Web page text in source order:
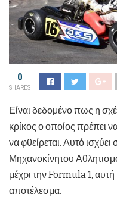
0
SHARES
Είναι δεδομένο πως η
κρίκος ο οποίος πρέπει
να φθείρεται. Αυτό
Μηχανοκίνητου
μέχρι την Formula 1, αυτή
αποτέλεσμα.